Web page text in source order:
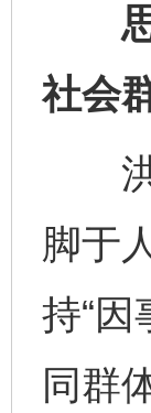
思
社会
洪
脚于
持“
同群